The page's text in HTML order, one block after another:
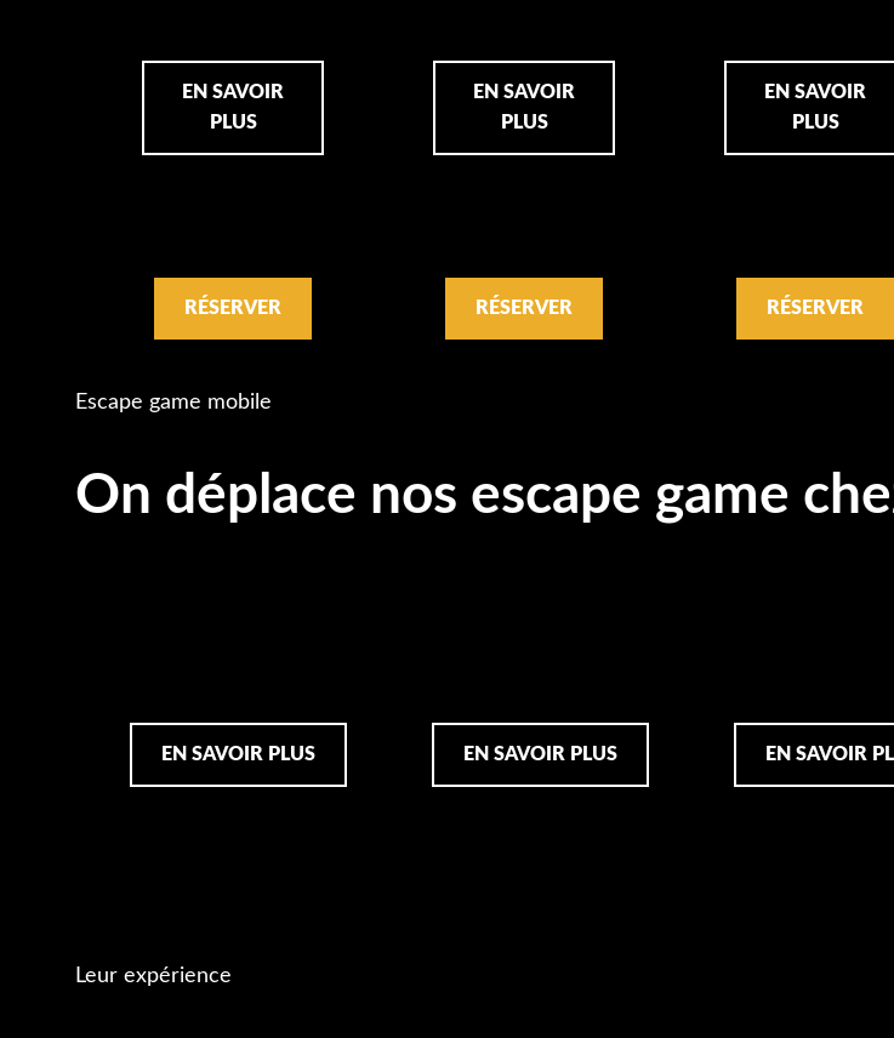
EN SAVOIR
PLUS
RÉSERVER
EN SAVOIR
PLUS
RÉSERVER
EN SAVOIR
PLUS
RÉSERVER
Escape game mobile
On déplace nos escape game
EN SAVOIR PLUS EN SAVOIR PLUS EN SAVOIR
Leur expérience